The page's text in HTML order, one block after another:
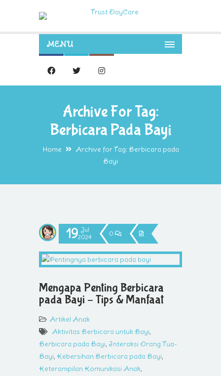
MENU
Archive For Tag:
Berbicara Pada Bayi
Home
Archive for Tag: Berbicara pada
Bayi
19 Jul
2024
0
Mengapa Penting Berbicara
pada Bayi – Tips & Manfaat
Artikel Anak
Aktivitas Berbicara untuk Bayi,
Berbicara pada Bayi, Interaksi Orang Tua-
Bayi, Kebersihan Berbicara pada Bayi,
Keterampilan Komunikasi Anak,